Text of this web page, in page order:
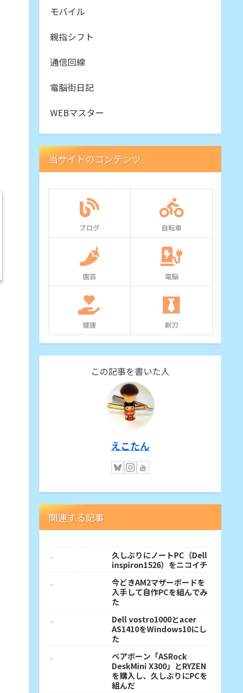
モバイル
親指シフト
通信回線
電脳街日記
WEBマスター
当サイトのコンテンツ
ブログ 自転車
園芸 電脳
健康 剃刀
この記事を書いた人
えこたん
関連する記事
久しぶりにノートPC（Dell
inspiron1526）をニコイチ
今どきAM2マザーボードを
入手して自作PCを組んでみ
た
Dell vostro1000とacer
AS1410をWindows10にし
た
ベアボーン「ASRock
DeskMini X300」とRYZEN
を購入し、久しぶりにPCを
組んだ